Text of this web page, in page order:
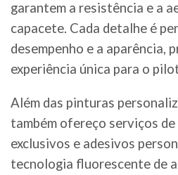
garantem a resistência e a
capacete. Cada detalhe é
desempenho e a aparência,
experiência única para o
Além das pinturas
também ofereço serviços
exclusivos e adesivos
tecnologia fluorescente de